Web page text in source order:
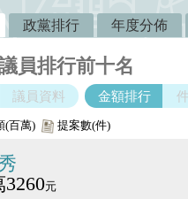
政黨排行 年度分佈
員排行前十名
議員資料 金額排行
(百萬) 提案數(件)
3260元